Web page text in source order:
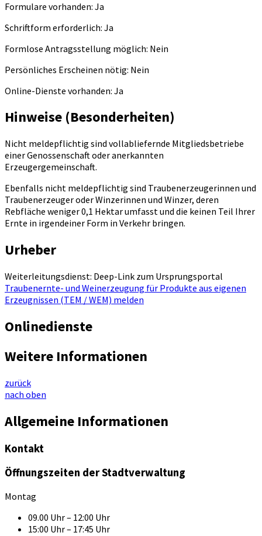
Formulare vorhanden: Ja
Schriftform erforderlich: Ja
Formlose Antragsstellung möglich: Nein
Persönliches Erscheinen nötig: Nein
Online-Dienste vorhanden: Ja
Hinweise (Besonderheiten)
Nicht meldepflichtig sind vollabliefernde Mitgliedsbetriebe
einer Genossenschaft oder anerkannten
Erzeugergemeinschaft.
Ebenfalls nicht meldepflichtig sind Traubenerzeugerinnen und
Traubenerzeuger oder Winzerinnen und Winzer, deren
Rebfläche weniger 0,1 Hektar umfasst und die keinen Teil Ihrer
Ernte in irgendeiner Form in Verkehr bringen.
Urheber
Weiterleitungsdienst: Deep-Link zum Ursprungsportal
Traubenernte- und Weinerzeugung für Produkte aus eigenen
Erzeugnissen (TEM / WEM) melden
Onlinedienste
Weitere Informationen
zurück
nach oben
Allgemeine Informationen
Kontakt
Öffnungszeiten der Stadtverwaltung
Montag
09.00 Uhr – 12:00 Uhr
15:00 Uhr – 17:45 Uhr